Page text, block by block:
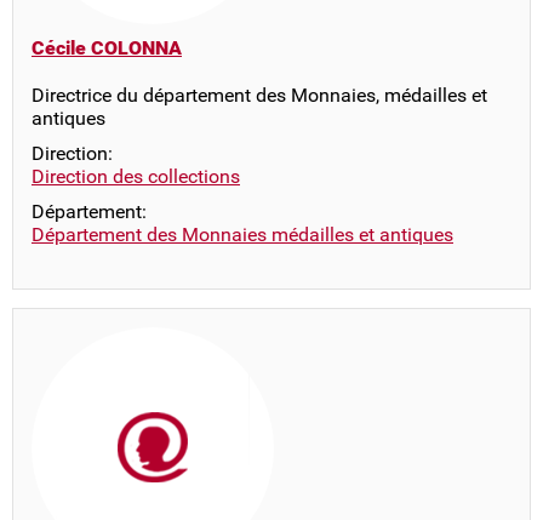
Cécile COLONNA
Directrice du département des Monnaies, médailles et
antiques
Direction:
Direction des collections
Département:
Département des Monnaies médailles et antiques